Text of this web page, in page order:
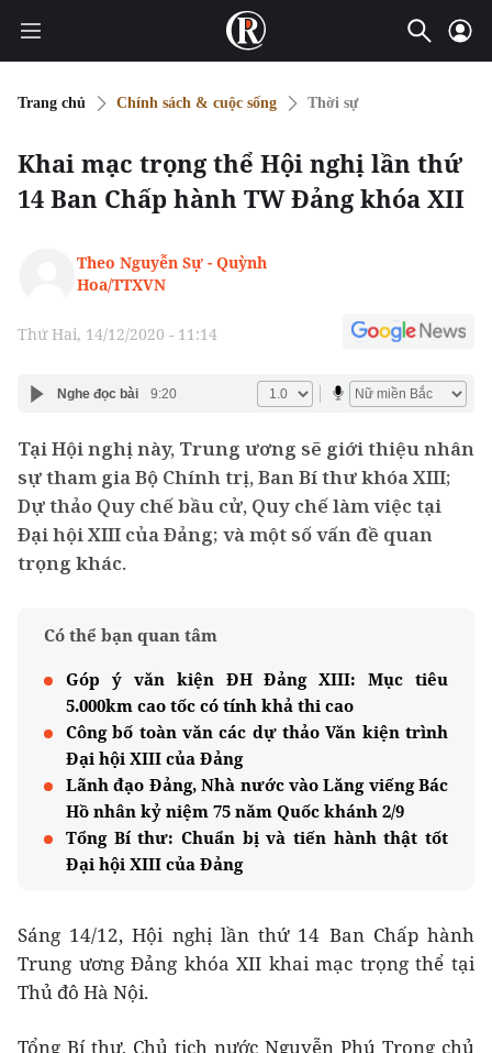
Trang chủ Chính sách & cuộc sống Thời sự
Khai mạc trọng thể Hội nghị lần thứ
14 Ban Chấp hành TW Đảng khóa XII
Theo Nguyễn Sự - Quỳnh
Hoa/TTXVN
Thứ Hai, 14/12/2020 - 11:14
Nghe đọc bài 9:20
Tại Hội nghị này, Trung ương sẽ giới thiệu nhân
sự tham gia Bộ Chính trị, Ban Bí thư khóa XIII;
Dự thảo Quy chế bầu cử, Quy chế làm việc tại
Đại hội XIII của Đảng; và một số vấn đề quan
trọng khác.
Có thể bạn quan tâm
Góp ý văn kiện ĐH Đảng XIII: Mục tiêu
5.000km cao tốc có tính khả thi cao
Công bố toàn văn các dự thảo Văn kiện trình
Đại hội XIII của Đảng
Lãnh đạo Đảng, Nhà nước vào Lăng viếng Bác
Hồ nhân kỷ niệm 75 năm Quốc khánh 2/9
Tổng Bí thư: Chuẩn bị và tiến hành thật tốt
Đại hội XIII của Đảng
Sáng 14/12, Hội nghị lần thứ 14 Ban Chấp hành
Trung ương Đảng khóa XII khai mạc trọng thể tại
Thủ đô Hà Nội.
Tổng Bí thư, Chủ tịch nước Nguyễn Phú Trọng chủ